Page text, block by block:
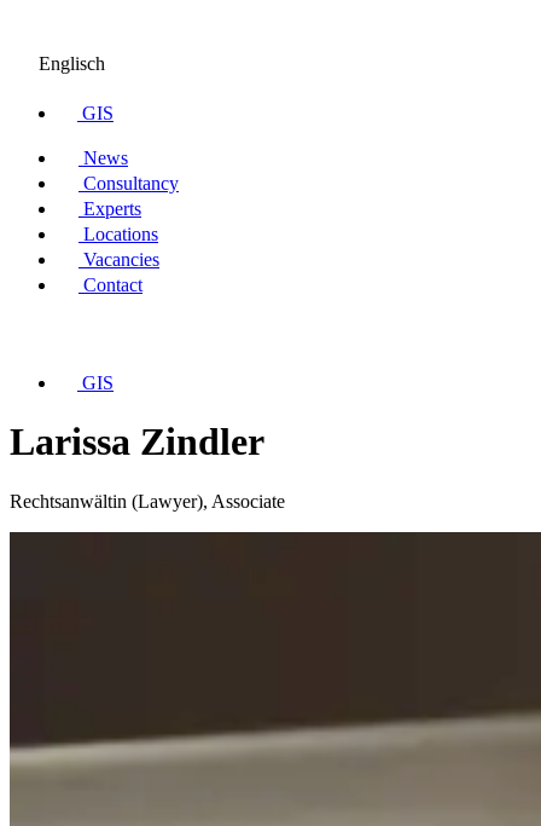
Englisch
GIS
News
Consultancy
Experts
Locations
Vacancies
Contact
GIS
Larissa Zindler
Rechtsanwältin (Lawyer), Associate